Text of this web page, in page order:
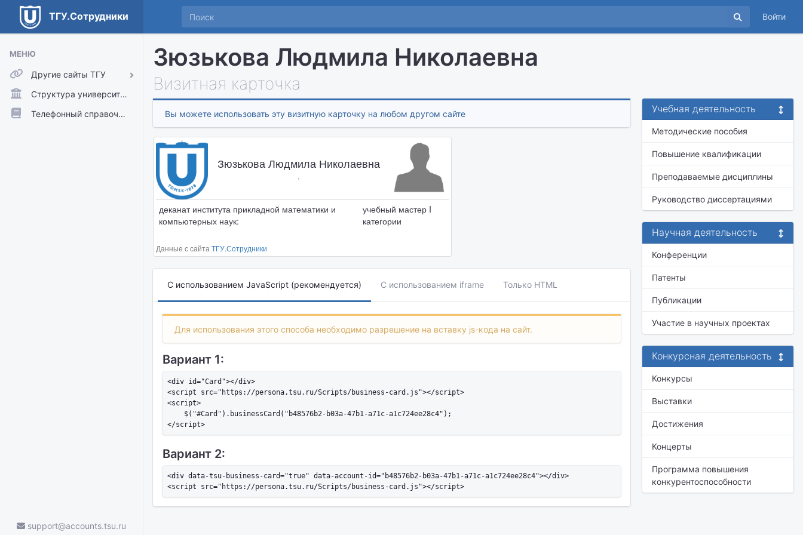
ТГУ.Сотрудники Войти
МЕНЮ
Другие сайты ТГУ
ТГУ.Аккаунты
ТГУ.Расписание
Структура университета
Телефонный справочник
support@accounts.tsu.ru
Зюзькова Людмила Николаевна
Визитная карточка
Вы можете использовать эту визитную карточку на любом другом сайте
Зюзькова Людмила Николаевна
,
деканат института прикладной математики и
компьютерных наук:
учебный мастер I
категории
Данные с сайта ТГУ.Сотрудники
С использованием JavaScript (рекомендуется) С использованием iframe Только HTML
Для использования этого способа необходимо разрешение на вставку js-кода на сайт.
Вариант 1:
<div id="Card"></div>
<script src="https://persona.tsu.ru/Scripts/business-card.js"></script>
<script>
    $("#Card").businessCard("b48576b2-b03a-47b1-a71c-a1c724ee28c4");
Вариант 2:
<div data-tsu-business-card="true" data-account-id="b48576b2-b03a-47b1-a71c-a1c724ee28c4"></div>
Учебная деятельность
Методические пособия
Повышение квалификации
Преподаваемые дисциплины
Руководство диссертациями
Научная деятельность
Конференции
Патенты
Публикации
Участие в научных проектах
Конкурсная деятельность
Конкурсы
Выставки
Достижения
Концерты
Программа повышения
конкурентоспособности